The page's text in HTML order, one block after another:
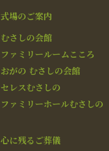
式場のご案内
むさしの会館
ファミリールームこころ
おがの むさしの会館
セレスむさしの
ファミリーホールむさしの
心に残るご葬儀